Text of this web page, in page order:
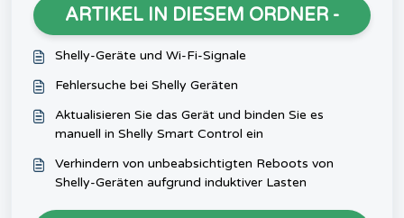
ARTIKEL IN DIESEM ORDNER -
Shelly-Geräte und Wi-Fi-Signale
Fehlersuche bei Shelly Geräten
Aktualisieren Sie das Gerät und binden Sie es
manuell in Shelly Smart Control ein
Verhindern von unbeabsichtigten Reboots von
Shelly-Geräten aufgrund induktiver Lasten